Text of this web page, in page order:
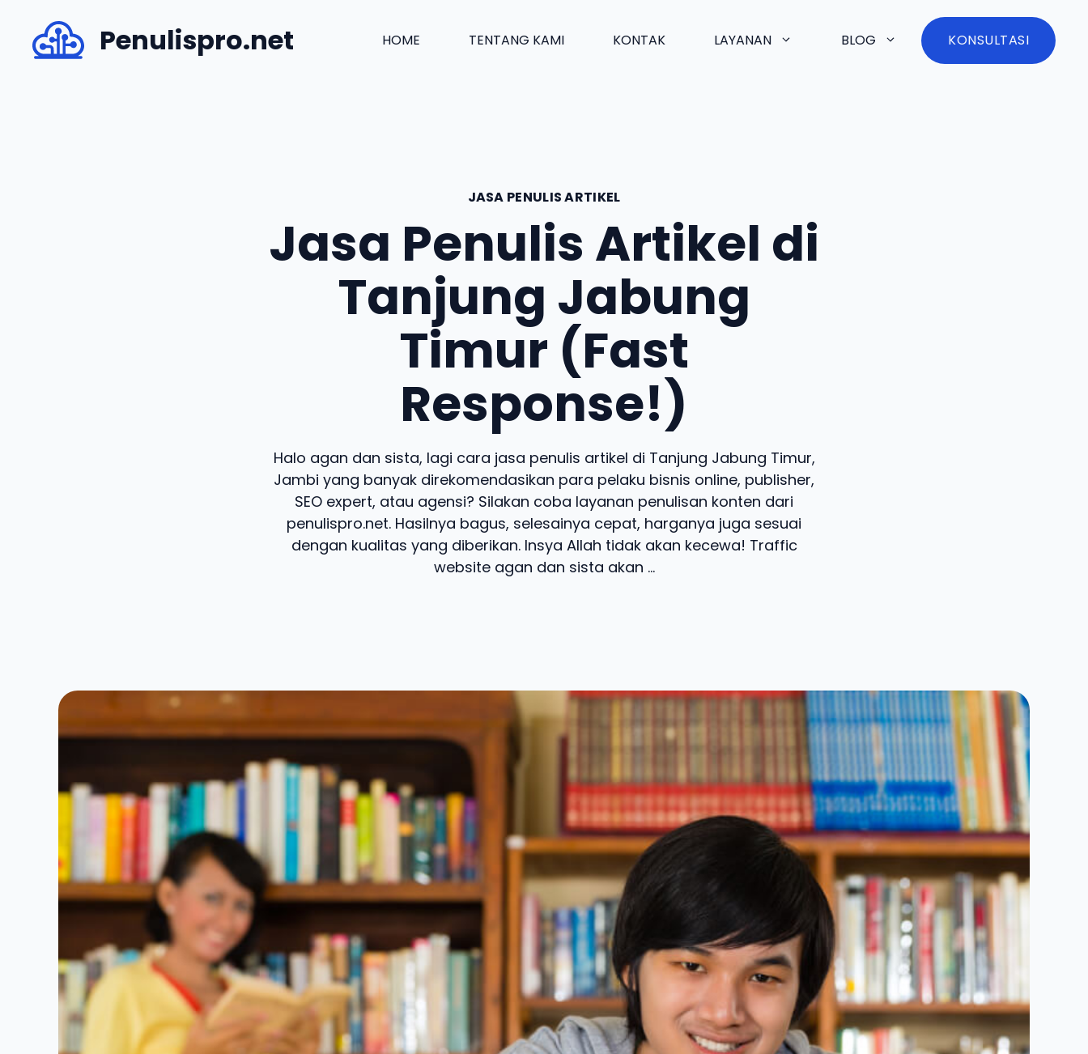
content
Penulispro.net HOME TENTANG KAMI KONTAK LAYANAN BLOG KONSULTASI
JASA PENULIS ARTIKEL
Jasa Penulis Artikel di
Tanjung Jabung
Timur (Fast
Response!)
Halo agan dan sista, lagi cara jasa penulis artikel di Tanjung Jabung Timur,
Jambi yang banyak direkomendasikan para pelaku bisnis online, publisher,
SEO expert, atau agensi? Silakan coba layanan penulisan konten dari
penulispro.net. Hasilnya bagus, selesainya cepat, harganya juga sesuai
dengan kualitas yang diberikan. Insya Allah tidak akan kecewa! Traffic
website agan dan sista akan ...